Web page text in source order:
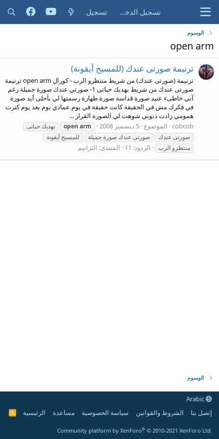
تسجيل الدخول تسجيل
الوسوم
open arm
ترنيمة صورتى عندك (للمسيح أيقونة)
ترنيمة (صورتى عندك) من شريط منتظرو الرب - كورال open arm ترنيمة
صورتى عندك من شريط بهديك حياتى 1- صورتي عندك صورة جميلة رغم
آني خاطىء عنيد صورة قداسة صورة طهارة رسمتها لي بأحلى أيد صورة
في فكرك مش في الحقيقة كانت حقيقة في يوم عمادي يوم بعد يوم كترت
همومي زادت ذنوبي شوهت لي الصورة القرار ...
cobcob الموضوع 5 ديسمبر 2008 open arm
بهديك حياتى
صورتى عندك
صورتى عندك صورة جميلة
للمسيح أيقونة
منتظرو الرب
الردود: 11 المنتدى: الترانيم
الوسوم
إتصل بنا
الشروط والقوانين سياسة الخصوصية مساعدة الرئيسية
R
Community platform by XenForo® © 2010-2021 XenForo Ltd.